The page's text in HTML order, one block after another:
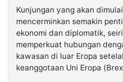
Kunjungan yang akan
mencerminkan semakin
ekonomi dan diplomatik,
memperkuat hubungan
kawasan di luar Eropa
keanggotaan Uni Eropa